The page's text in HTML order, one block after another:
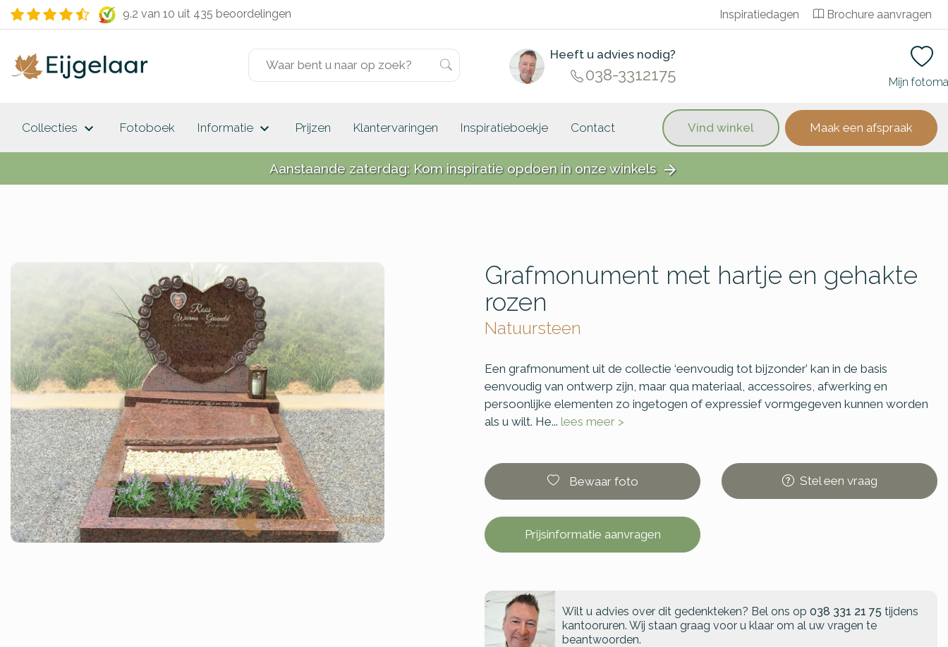
9.2 van 10 uit 435 beoordelingen Inspiratiedagen Brochure aanvragen
Heeft u advies nodig?
038-3312175 Mijn
Collecties keyboard_arrow_down Fotoboek Informatie keyboard_arrow_down Prijzen Klantervaringen Inspiratieboekje Contact Vind winkel Maak een afspraak
Aanstaande zaterdag: Kom inspiratie opdoen in onze winkels arrow_forward
Grafmonument met hartje en gehakte
rozen
Natuursteen
Een grafmonument uit de collectie ‘eenvoudig tot bijzonder’ kan in de basis
eenvoudig van ontwerp zijn, maar qua materiaal, accessoires, afwerking en
persoonlijke elementen zo ingetogen of expressief vormgegeven kunnen worden
als u wilt. He... lees meer >
Bewaar foto Steleen vraag
Prijsinformatie aanvragen
Wilt u advies over dit gedenkteken? Bel ons op 038 331 21 75 tijdens
kantooruren. Wij staan graag voor u klaar om al uw vragen te
beantwoorden.